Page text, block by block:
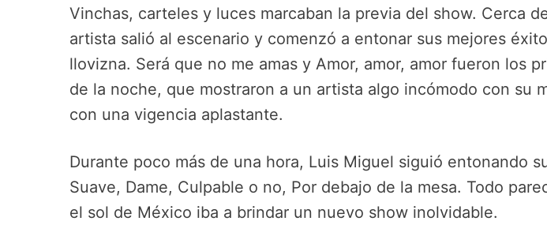
Vinchas, carteles y luces marcaban la previa del show. Cerca
artista salió al escenario y comenzó a entonar sus mejores
llovizna. Será que no me amas y Amor, amor, amor fueron los
de la noche, que mostraron a un artista algo incómodo con su
con una vigencia aplastante.
Durante poco más de una hora, Luis Miguel siguió entonando
Suave, Dame, Culpable o no, Por debajo de la mesa. Todo
el sol de México iba a brindar un nuevo show inolvidable.